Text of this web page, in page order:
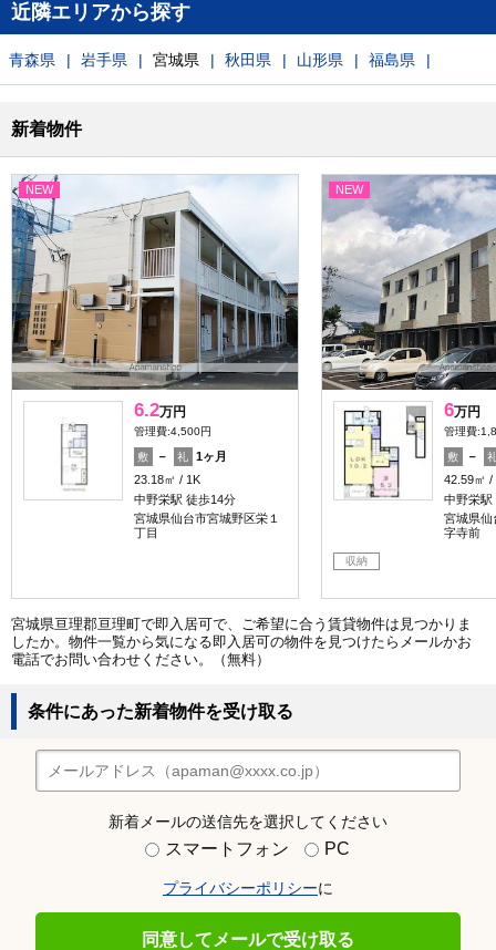
近隣エリアから探す
青森県 岩手県 宮城県 秋田県 山形県 福島県
新着物件
NEW
6.2万円
管理費:4,500円
敷 － 礼
1ヶ月
23.18㎡
1K
中野栄駅 徒歩14分
宮城県仙台市宮城野区栄１
丁目
NEW
6万円
管理費
敷 －
42.59㎡
中野栄駅
宮城県仙
字寺前
収納
宮城県亘理郡亘理町で即入居可で、ご希望に合う賃貸物件は見つかりま
したか。物件一覧から気になる即入居可の物件を見つけたらメールかお
電話でお問い合わせください。（無料）
条件にあった新着物件を受け取る
新着メールの送信先を選択してください
スマートフォン PC
プライバシーポリシーに
同意してメールで受け取る